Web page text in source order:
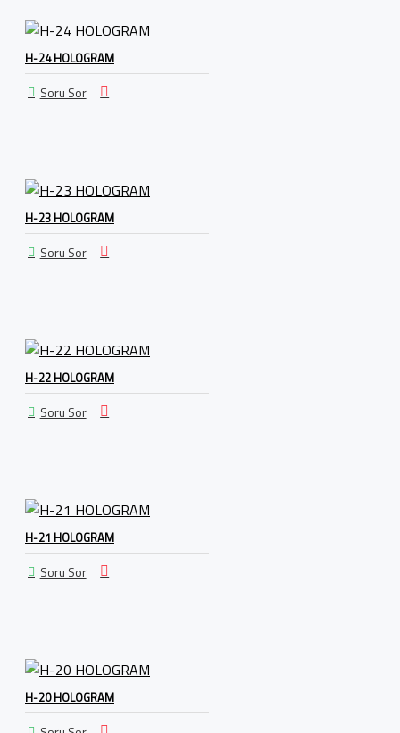
H-24 HOLOGRAM
Soru Sor
H-23 HOLOGRAM
Soru Sor
H-22 HOLOGRAM
Soru Sor
H-21 HOLOGRAM
Soru Sor
H-20 HOLOGRAM